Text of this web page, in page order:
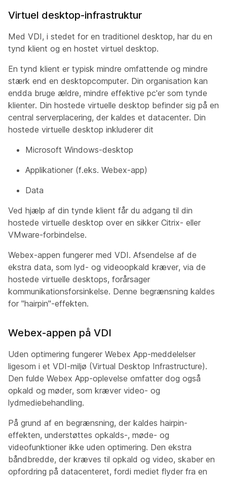
Virtuel desktop-infrastruktur
Med VDI, i stedet for en traditionel desktop, har du en
tynd klient og en hostet virtuel desktop.
En tynd klient er typisk mindre omfattende og mindre
stærk end en desktopcomputer. Din organisation kan
endda bruge ældre, mindre effektive pc'er som tynde
klienter. Din hostede virtuelle desktop befinder sig på en
central serverplacering, der kaldes et datacenter. Din
hostede virtuelle desktop inkluderer dit
Microsoft Windows-desktop
Applikationer (f.eks. Webex-app)
Data
Ved hjælp af din tynde klient får du adgang til din
hostede virtuelle desktop over en sikker Citrix- eller
VMware-forbindelse.
Webex-appen fungerer med VDI. Afsendelse af de
ekstra data, som lyd- og videoopkald kræver, via de
hostede virtuelle desktops, forårsager
kommunikationsforsinkelse. Denne begrænsning kaldes
for "hairpin"-effekten.
Webex-appen på VDI
Uden optimering fungerer Webex App-meddelelser
ligesom i et VDI-miljø (Virtual Desktop Infrastructure).
Den fulde Webex App-oplevelse omfatter dog også
opkald og møder, som kræver video- og
lydmediebehandling.
På grund af en begrænsning, der kaldes hairpin-
effekten, understøttes opkalds-, møde- og
videofunktioner ikke uden optimering. Den ekstra
båndbredde, der kræves til opkald og video, skaber en
opfordring på datacenteret, fordi mediet flyder fra en